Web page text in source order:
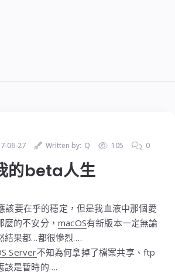
06-27 Written by: Q 105 0
的beta人生
該要在乎的穩定，但是我血液中那個愛
的不安分， macOS有新版本一定無論
結果都…都很慘烈….
Server不知為何拿掉了檔案共享、ftp
該是暫時的….